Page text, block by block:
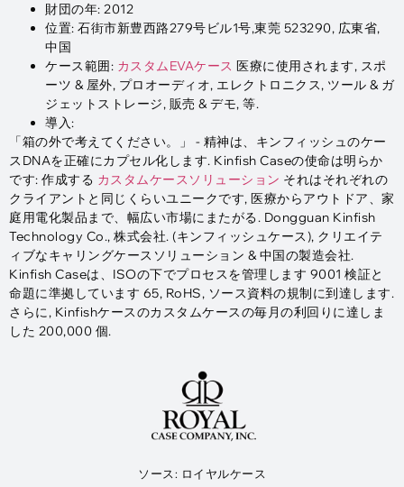
財団の年: 2012
位置: 石街市新豊西路279号ビル1号,東莞 523290, 広東省,
中国
ケース範囲: カスタムEVAケース 医療に使用されます, スポ
ーツ & 屋外, プロオーディオ, エレクトロニクス, ツール & ガ
ジェットストレージ, 販売 & デモ, 等.
導入:
「箱の外で考えてください。」 - 精神は、キンフィッシュのケー
スDNAを正確にカプセル化します. Kinfish Caseの使命は明らか
です: 作成する カスタムケースソリューション それはそれぞれの
クライアントと同じくらいユニークです, 医療からアウトドア、家
庭用電化製品まで、幅広い市場にまたがる. Dongguan Kinfish
Technology Co., 株式会社. (キンフィッシュケース), クリエイテ
ィブなキャリングケースソリューション & 中国の製造会社.
Kinfish Caseは、ISOの下でプロセスを管理します 9001 検証と
命題に準拠しています 65, RoHS, ソース資料の規制に到達します.
さらに, Kinfishケースのカスタムケースの毎月の利回りに達しま
した 200,000 個.
ソース: ロイヤルケース